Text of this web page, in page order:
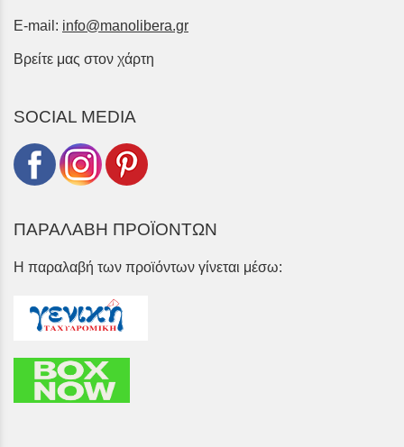
E-mail: info@manolibera.gr
Βρείτε μας στον χάρτη
SOCIAL MEDIA
ΠΑΡΑΛΑΒΗ ΠΡΟΪΟΝΤΩΝ
Η παραλαβή των προϊόντων γίνεται μέσω: